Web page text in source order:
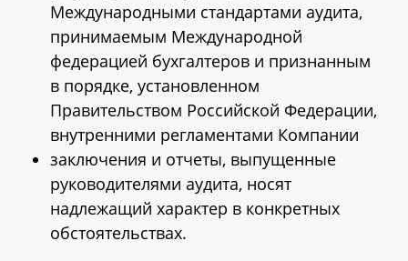
Международными стандартами аудита,
принимаемым Международной
федерацией бухгалтеров и признанным
в порядке, установленном
Правительством Российской Федерации,
внутренними регламентами Компании
заключения и отчеты, выпущенные
руководителями аудита, носят
надлежащий характер в конкретных
обстоятельствах.